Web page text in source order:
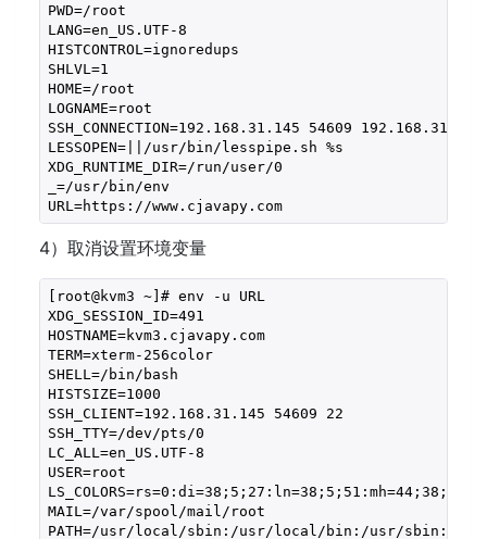
PWD=/root
LANG=en_US.UTF-8
HISTCONTROL=ignoredups
SHLVL=1
HOME=/root
LOGNAME=root
SSH_CONNECTION=192.168.31.145 54609 192.168.31.31
LESSOPEN=||/usr/bin/lesspipe.sh %s
XDG_RUNTIME_DIR=/run/user/0
_=/usr/bin/env
URL=https://www.cjavapy.com
4）取消设置环境变量
[root@kvm3 ~]# env -u URL
XDG_SESSION_ID=491
HOSTNAME=kvm3.cjavapy.com
TERM=xterm-256color
SHELL=/bin/bash
HISTSIZE=1000
SSH_CLIENT=192.168.31.145 54609 22
SSH_TTY=/dev/pts/0
LC_ALL=en_US.UTF-8
USER=root
MAIL=/var/spool/mail/root
PATH=/usr/local/sbin:/usr/local/bin:/usr/sbin:/